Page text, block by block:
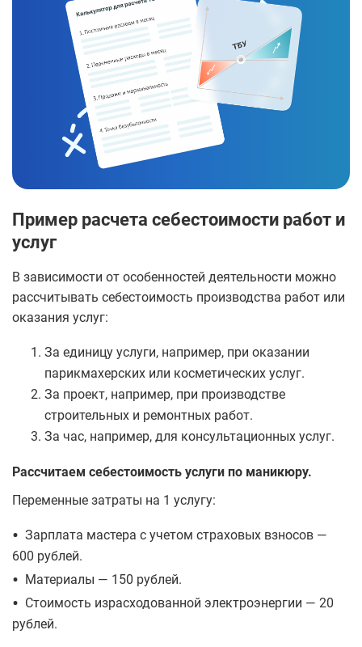
Пример расчета себестоимости работ и
услуг
В зависимости от особенностей деятельности можно
рассчитывать себестоимость производства работ или
оказания услуг:
За единицу услуги, например, при оказании
парикмахерских или косметических услуг.
За проект, например, при производстве
строительных и ремонтных работ.
За час, например, для консультационных услуг.
Рассчитаем себестоимость услуги по маникюру.
Переменные затраты на 1 услугу:
• Зарплата мастера с учетом страховых взносов —
600 рублей.
• Материалы — 150 рублей.
• Стоимость израсходованной электроэнергии — 20
рублей.